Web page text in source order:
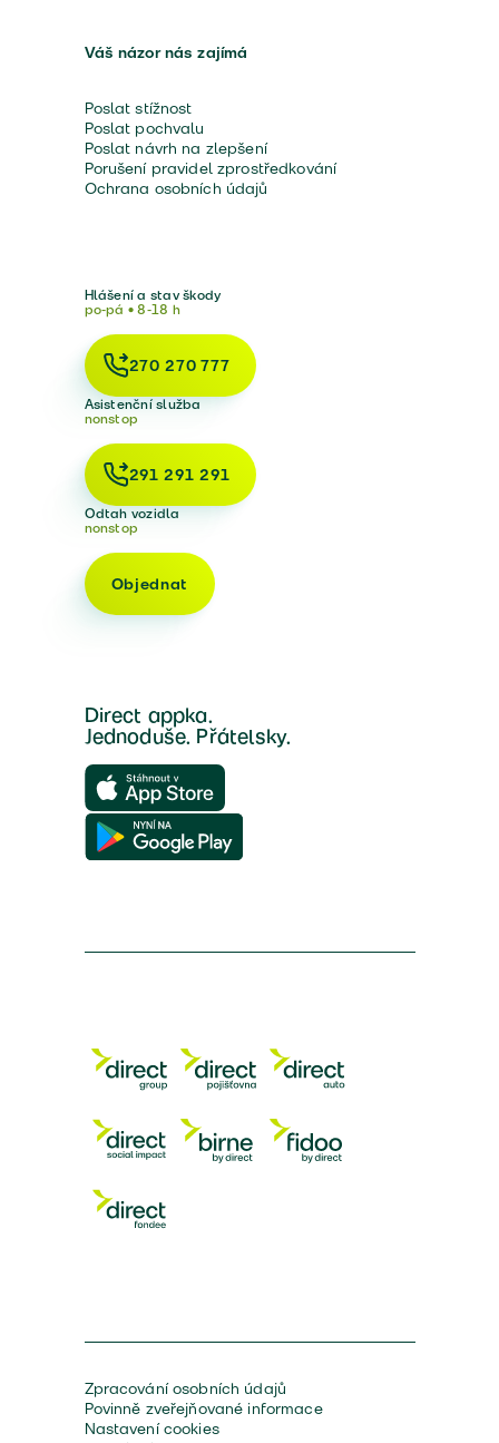
Váš názor nás zajímá
Poslat stížnost
Poslat pochvalu
Poslat návrh na zlepšení
Porušení pravidel zprostředkování
Ochrana osobních údajů
Hlášení a stav škody
po-pá • 8-18 h
270 270 777
Asistenční služba
nonstop
291 291 291
Odtah vozidla
nonstop
Objednat
Direct appka.
Jednoduše. Přátelsky.
Zpracování osobních údajů
Povinně zveřejňované informace
Nastavení cookies